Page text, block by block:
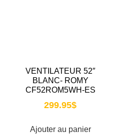
VENTILATEUR 52″
BLANC- ROMY
CF52ROM5WH-ES
299.95$
Ajouter au panier